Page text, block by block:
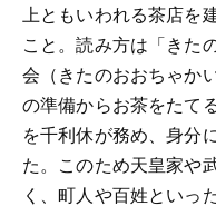
上ともいわれる茶店を
こと。読み方は「きた
会（きたのおおちゃか
の準備からお茶をたて
を千利休が務め、身分
た。このため天皇家や
く、町人や百姓といっ